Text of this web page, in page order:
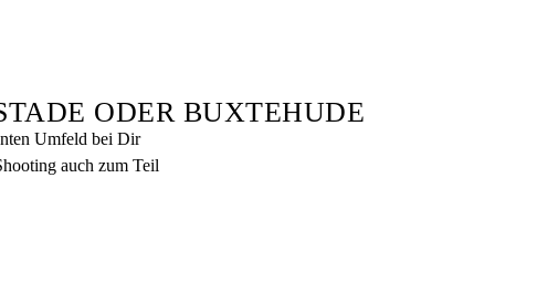
ODER BUXTEHUDE
Umfeld bei Dir
auch zum Teil